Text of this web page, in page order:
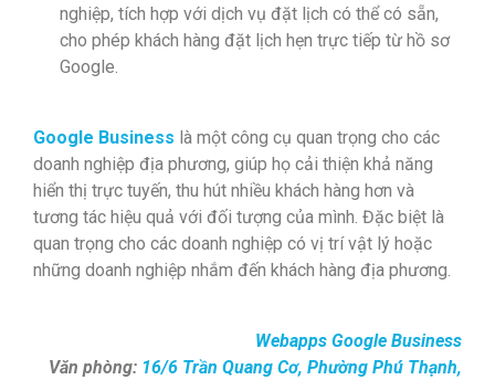
nghiệp, tích hợp với dịch vụ đặt lịch có thể có sẵn,
cho phép khách hàng đặt lịch hẹn trực tiếp từ hồ sơ
Google.
Google Business là một công cụ quan trọng cho các
doanh nghiệp địa phương, giúp họ cải thiện khả năng
hiển thị trực tuyến, thu hút nhiều khách hàng hơn và
tương tác hiệu quả với đối tượng của mình. Đặc biệt là
quan trọng cho các doanh nghiệp có vị trí vật lý hoặc
những doanh nghiệp nhắm đến khách hàng địa phương.
Webapps Google Business
Văn phòng: 16/6 Trần Quang Cơ, Phường Phú Thạnh,